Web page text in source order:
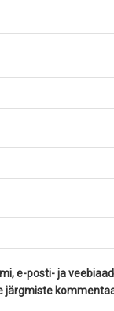
e-posti- ja
järgmiste